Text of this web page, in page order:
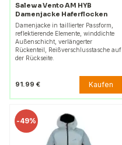
Salewa Vento AM HYB
Damenjacke Haferflocken
Damenjacke in taillierter Passform,
reflektierende Elemente, winddichte
Außenschicht, verlängerter
Rückenteil, Reißverschlusstasche auf
der Rückseite.
91.99 € Kaufen
-49%